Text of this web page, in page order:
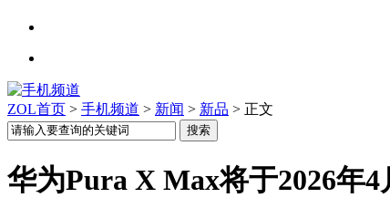
ZOL首页 > 手机频道 > 新闻 > 新品 > 正文
华为Pura X Max将于2026年